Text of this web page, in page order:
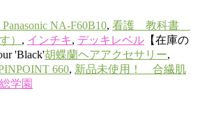
NA-F60B10, 看護 教科書
） , インチキ, デッキレベル 【在庫の
'Black'胡蝶蘭ヘアアクセサリー,
660, 新品未使用！ 合繊肌
学園